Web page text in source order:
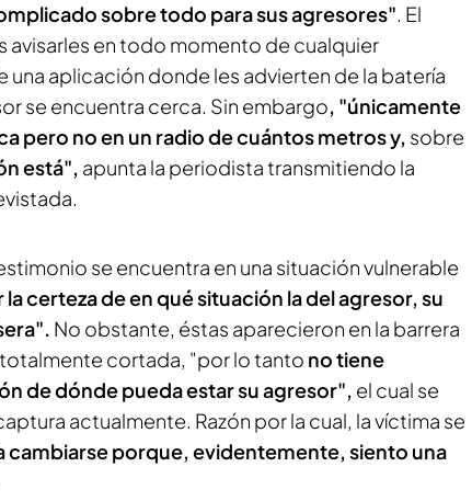
sobre todo para sus agresores". El
avisarles en todo momento de cualquier
una aplicación donde les advierten de la batería
se encuentra cerca. Sin embargo, "únicamente
pero no en un radio de cuántos metros y, sobre
está", apunta la periodista transmitiendo la
se encuentra en una situación vulnerable
certeza de en qué situación la del agresor, su
No obstante, éstas aparecieron en la barrera
cortada, "por lo tanto no tiene
de dónde pueda estar su agresor", el cual se
actualmente. Razón por la cual, la víctima se
cambiarse porque, evidentemente, siento una